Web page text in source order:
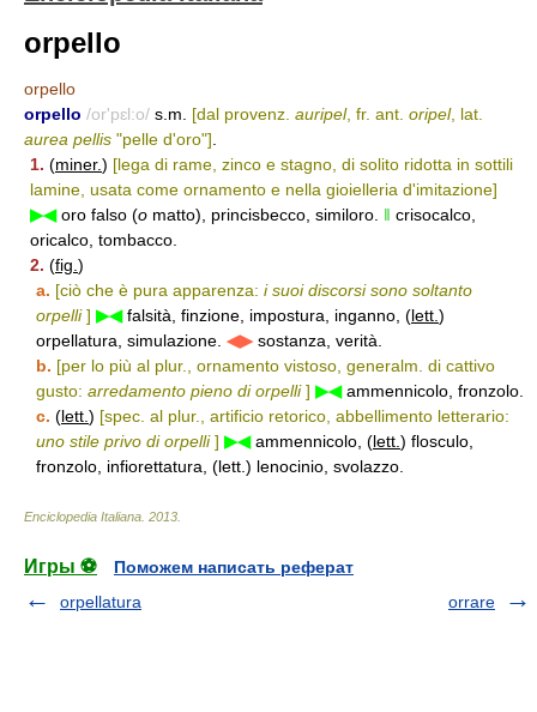
orpello
orpello
orpello /or'pɛl:o/ s.m. [dal provenz. auripel, fr. ant. oripel, lat.
aurea pellis "pelle d'oro"]
1. (miner.) [lega di rame, zinco e stagno, di solito ridotta in sottili
lamine, usata come ornamento e nella gioielleria d'imitazione]
▶◀oro falso (o matto), princisbecco, similoro. ‖ crisocalco,
oricalco, tombacco.
2. (fig. )
a. [ciò che è pura apparenza: i suoi discorsi sono soltanto
orpelli] ▶◀falsità, finzione, impostura, inganno, (lett. )
orpellatura, simulazione. ◀▶sostanza, verità.
b. [per lo più al plur., ornamento vistoso, generalm. di cattivo
gusto: arredamento pieno di orpelli] ▶◀ammennicolo, fronzolo.
c. (lett. ) [spec. al plur., artificio retorico, abbellimento letterario:
uno stile privo di orpelli] ▶◀ammennicolo, (lett. ) flosculo,
fronzolo, infiorettatura, (lett.) lenocinio, svolazzo.
Enciclopedia Italiana 2013
Игры ⚽
Поможем написать реферат
orpellatura
orrare